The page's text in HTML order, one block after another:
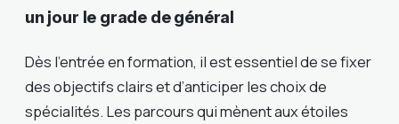
un jour le grade de général
Dès l’entrée en formation, il est essentiel de se fixer
des objectifs clairs et d’anticiper les choix de
spécialités. Les parcours qui mènent aux étoiles